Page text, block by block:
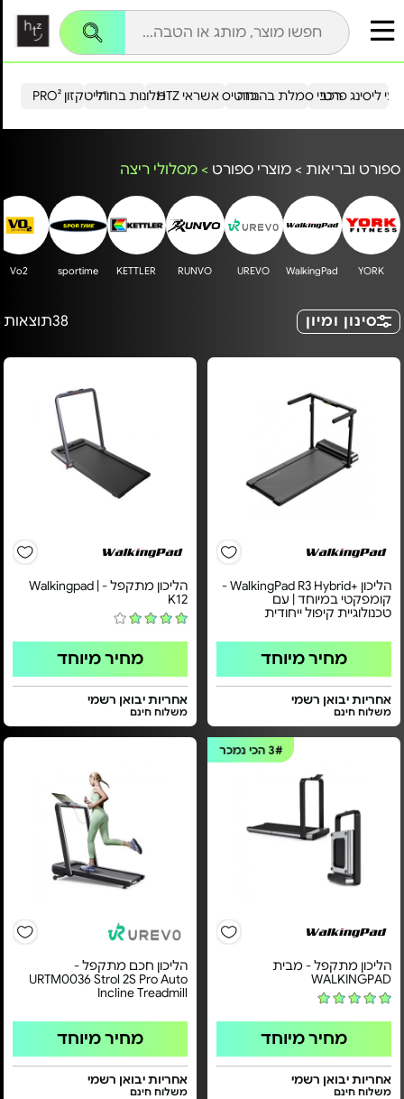
הייטקזון PRO²מלונות בחו"ל כרטיס אשראי HTZ ליסינג פרטירכבי סמלת בהנחה
ספורט ובריאות > מוצרי ספורט > מסלולי ריצה
YORK
WalkingPad
UREVO
RUNVO
KETTLER
sportime
Vo2
סינון ומיון 38תוצאות
הליכון +WalkingPad R3 Hybrid -
קומפקטי במיוחד | עם
טכנולוגיית קיפול ייחודית
מחיר מיוחד
אחריות יבואן רשמי
משלוח חינם
הליכון מתקפל - Walkingpad |
K12
מחיר מיוחד
אחריות יבואן רשמי
משלוח חינם
3#הכי נמכר
הליכון מתקפל - מבית
WALKINGPAD
מחיר מיוחד
אחריות יבואן רשמי
משלוח חינם
הליכון חכם מתקפל -
URTM0036 Strol 2S Pro Auto
Incline Treadmill
מחיר מיוחד
אחריות יבואן רשמי
משלוח חינם